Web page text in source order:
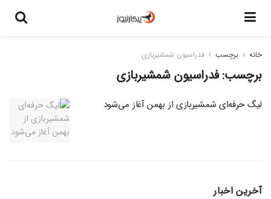
خانه برچسب فدراسیون شمشیربازی
برچسب:فدراسیون شمشیربازی
لیگ حرفه‌ای شمشیربازی از بهمن آغاز می‌شود
آخرین اخبار